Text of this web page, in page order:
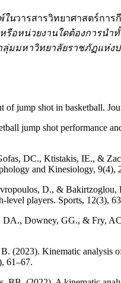
ในวารสารวิทยาศาสตร์กา
อหน่วยงานใดต้องการน
มมหาวิทยาลัยราชภัฏแห่ง
jump shot in basketball.
jump shot performance
DC., Ktistakis, IE., &
and Kinesiology, 9(4),
D., & Bakirtzoglou,
level players. Sports, 12(3),
Downey, GG., & Fry,
(2023). Kinematic analysis
61–67.